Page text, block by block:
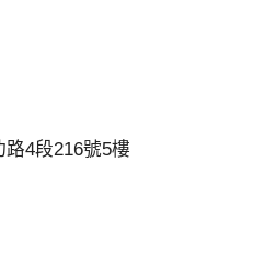
4段216號5樓